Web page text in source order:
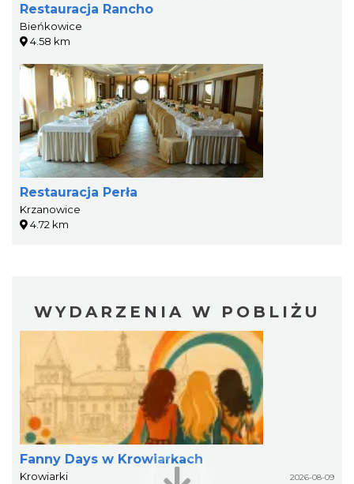
Restauracja Rancho
Bieńkowice
4.58 km
Restauracja Perła
Krzanowice
4.72 km
WYDARZENIA W POBLIŻU
Fanny Days w Krowiarkach
Krowiarki 2026-08-09